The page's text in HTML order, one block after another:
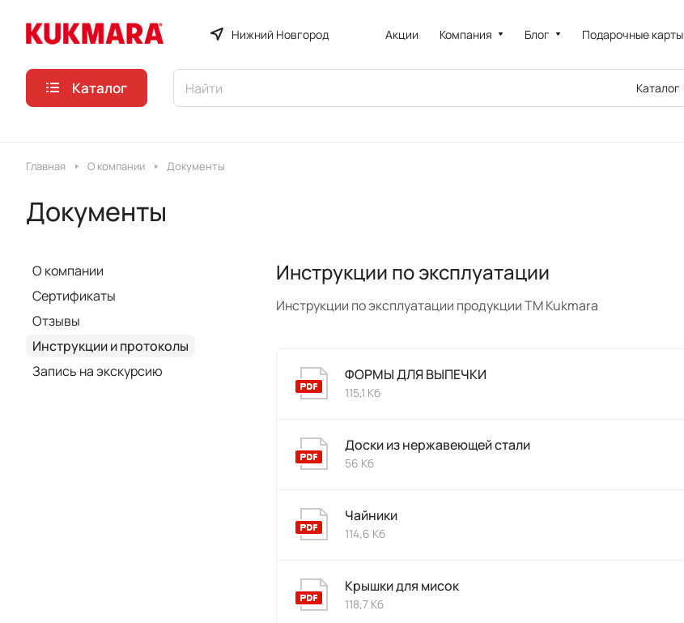
Нижний Новгород Акции Компания Блог Подарочные карты
Каталог Каталог
Главная О компании Документы
Документы
Инструкции по эксплуатации
Инструкции по эксплуатации продукции ТМ Kukmara
ФОРМЫ ДЛЯ ВЫПЕЧКИ
115,1 Кб
Доски из нержавеющей стали
56 Кб
Чайники
114,6 Кб
Крышки для мисок
118,7 Кб
О компании
Сертификаты
Отзывы
Инструкции и протоколы
Запись на экскурсию